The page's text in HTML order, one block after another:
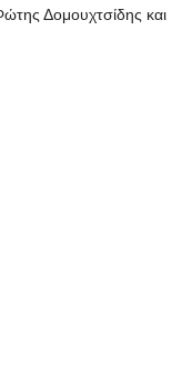
Δομουχτσίδης και